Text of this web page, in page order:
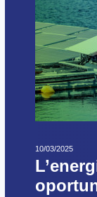
10/03/2025